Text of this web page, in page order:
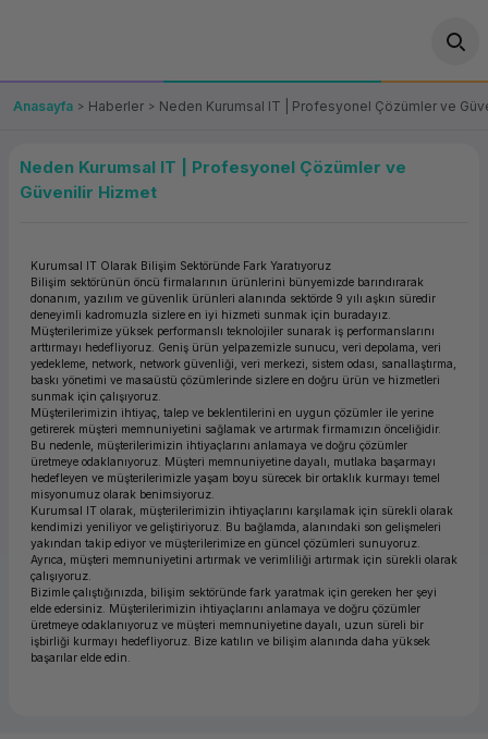
OT/VT Ürünleri
Self Servis Ekranı
Para Çekmecesi
Panel PC
(Firewall)
Bileşenleri
Makinesi
Makinesi
Çözümleri
Bağlantı
Yedekleme
Ürünler
Paketi
Anasayfa Haberler Neden Kurumsal IT | Profesyonel Çözümler ve
Neden Kurumsal IT | Profesyonel Çözümler ve
Güvenilir Hizmet
Kurumsal IT Olarak Bilişim Sektöründe Fark Yaratıyoruz
Bilişim sektörünün öncü firmalarının ürünlerini bünyemizde barındırarak
donanım, yazılım ve güvenlik ürünleri alanında sektörde 9 yılı aşkın süredir
deneyimli kadromuzla sizlere en iyi hizmeti sunmak için buradayız.
Müşterilerimize yüksek performanslı teknolojiler sunarak iş performanslarını
arttırmayı hedefliyoruz. Geniş ürün yelpazemizle sunucu, veri depolama, veri
yedekleme, network, network güvenliği, veri merkezi, sistem odası, sanallaştırma,
baskı yönetimi ve masaüstü çözümlerinde sizlere en doğru ürün ve hizmetleri
sunmak için çalışıyoruz.
Müşterilerimizin ihtiyaç, talep ve beklentilerini en uygun çözümler ile yerine
getirerek müşteri memnuniyetini sağlamak ve artırmak firmamızın önceliğidir.
Bu nedenle, müşterilerimizin ihtiyaçlarını anlamaya ve doğru çözümler
üretmeye odaklanıyoruz. Müşteri memnuniyetine dayalı, mutlaka başarmayı
hedefleyen ve müşterilerimizle yaşam boyu sürecek bir ortaklık kurmayı temel
misyonumuz olarak benimsiyoruz.
Kurumsal IT olarak, müşterilerimizin ihtiyaçlarını karşılamak için sürekli olarak
kendimizi yeniliyor ve geliştiriyoruz. Bu bağlamda, alanındaki son gelişmeleri
yakından takip ediyor ve müşterilerimize en güncel çözümleri sunuyoruz.
Ayrıca, müşteri memnuniyetini artırmak ve verimliliği artırmak için sürekli olarak
çalışıyoruz.
Bizimle çalıştığınızda, bilişim sektöründe fark yaratmak için gereken her şeyi
elde edersiniz. Müşterilerimizin ihtiyaçlarını anlamaya ve doğru çözümler
üretmeye odaklanıyoruz ve müşteri memnuniyetine dayalı, uzun süreli bir
işbirliği kurmayı hedefliyoruz. Bize katılın ve bilişim alanında daha yüksek
başarılar elde edin.